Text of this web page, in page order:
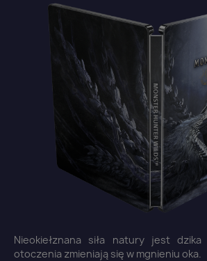
Nieokiełznana siła natury jest
otoczenia zmieniają się w mgnieniu oka.